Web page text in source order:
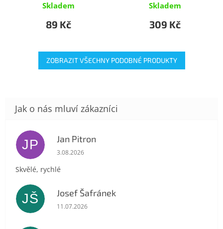
Skladem
89 Kč
Skladem
309 Kč
ZOBRAZIT VŠECHNY PODOBNÉ PRODUKTY
JP Jan Pitron
Hodnocení obchodu je 5 z 5 hvězdiček.
3.08.2026
Skvělé, rychlé
JŠ Josef Šafránek
Hodnocení obchodu je 5 z 5 hvězdiček.
11.07.2026